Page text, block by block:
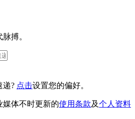
搏。
递? 点击设置您的偏好。
媒体不时更新的使用条款及个人资料